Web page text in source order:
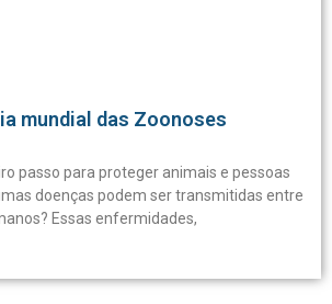
mundial das Zoonoses
passo para proteger animais e pessoas
doenças podem ser transmitidas entre
Essas enfermidades,